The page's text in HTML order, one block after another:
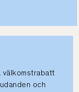
välkomstrabatt
och